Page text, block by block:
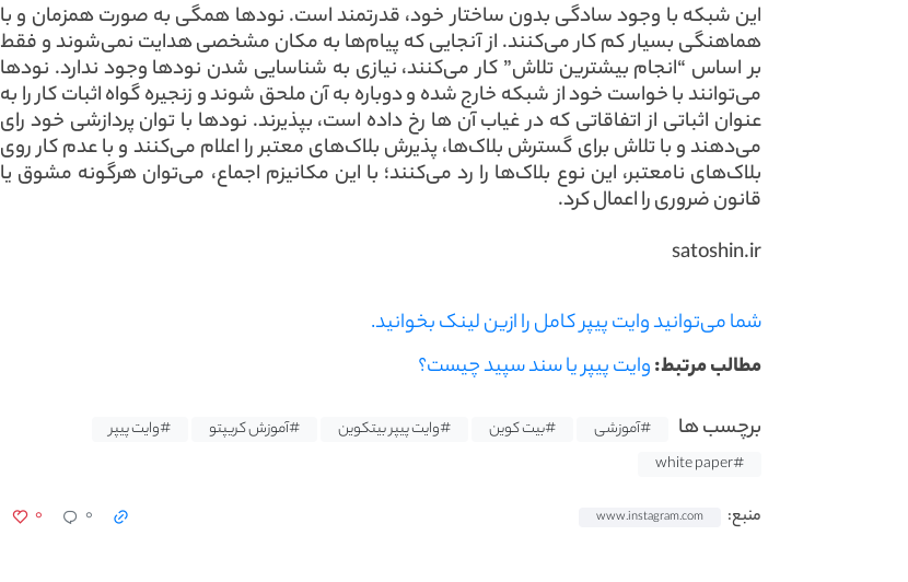
این شبکه با وجود سادگی بدون ساختار خود، قدرتمند است. نودها همگی به صورت همزمان و با
هماهنگی بسیار کم کار می‌کنند. از آنجایی که پیام‌ها به مکان مشخصی هدایت نمی‌شوند و فقط
بر اساس “انجام بیشترین تلاش” کار می‌کنند، نیازی به شناسایی شدن نودها وجود ندارد. نودها
می‌توانند با خواست خود از شبکه خارج شده و دوباره به آن ملحق شوند و زنجیره گواه اثبات کار را به
عنوان اثباتی از اتفاقاتی که در غیاب آن ها رخ داده است، بپذیرند. نودها با توان پردازشی خود رای
می‌دهند و با تلاش برای گسترش بلاک‌ها، پذیرش بلاک‌های معتبر را اعلام می‌کنند و با عدم کار روی
بلاک‌های نامعتبر، این نوع بلاک‌ها را رد می‌کنند؛ با این مکانیزم اجماع، می‌توان هرگونه مشوق یا
قانون ضروری را اعمال کرد.
satoshin.ir
شما می‌توانید وایت پیپر کامل را ازین لینک بخوانید.
مطالب مرتبط:وایت پیپر یا سند سپید چیست؟
برچسب ها
#آموزشی #بیت کوین #وایت پیپر بیتکوین #آموزش کریپتو
#وایت پیپر
#white paper
منبع: www.instagram.com ۰ ۰